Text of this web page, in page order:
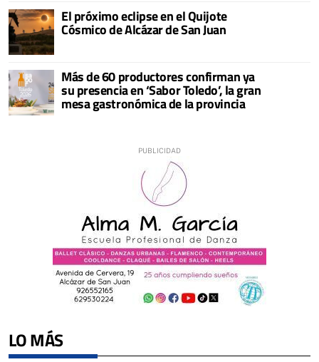
El próximo eclipse en el Quijote
Cósmico de Alcázar de San Juan
Más de 60 productores confirman ya
su presencia en ‘Sabor Toledo’, la gran
mesa gastronómica de la provincia
LO MÁS